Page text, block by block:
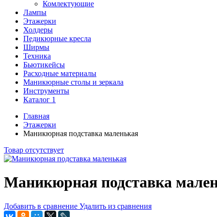
Комлектующие
Лампы
Этажерки
Холдеры
Педикюрные кресла
Ширмы
Техника
Бьютикейсы
Расходные материалы
Маникюрные столы и зеркала
Инструменты
Каталог 1
Главная
Этажерки
Маникюрная подставка маленькая
Товар отсутствует
Маникюрная подставка
Добавить в сравнение Удалить из сравнения